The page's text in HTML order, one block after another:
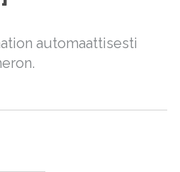
automaattisesti